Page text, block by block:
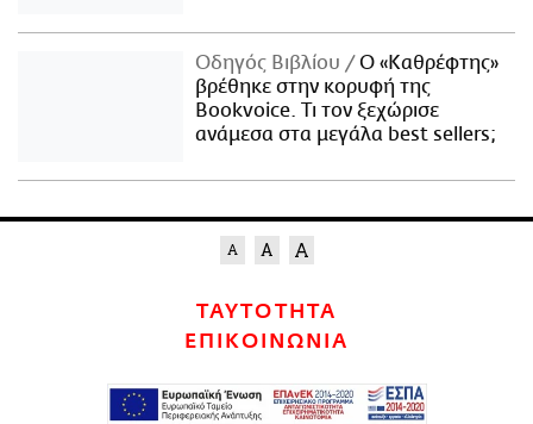
Οδηγός Βιβλίου
Ο «Καθρέφτης»
βρέθηκε στην κορυφή της
Bookvoice. Τι τον ξεχώρισε
ανάμεσα στα μεγάλα best sellers;
ΤΑΥΤΟΤΗΤΑ
ΕΠΙΚΟΙΝΩΝΙΑ